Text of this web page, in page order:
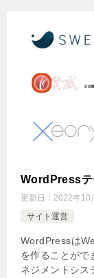
WordPressテ
更新日： 2022年10
サイト運営
WordPressは
を作ることがで
ネジメントシス